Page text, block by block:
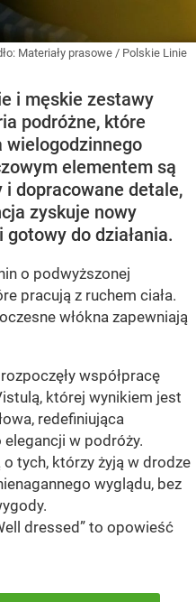
Materiały prasowe / Polskie Linie
i męskie zestawy
podróżne, które
wielogodzinnego
elementem są
dopracowane detale,
zyskuje nowy
do działania.
o podwyższonej
pracują z ruchem ciała.
włókna zapewniają
współpracę
której wynikiem jest
redefiniująca
w podróży.
tych, którzy żyją w drodze
wyglądu, bez
dressed” to opowieść